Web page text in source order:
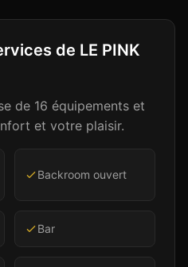
de LE PINK
de 16 équipements et
et votre plaisir.
Backroom ouvert
Bar